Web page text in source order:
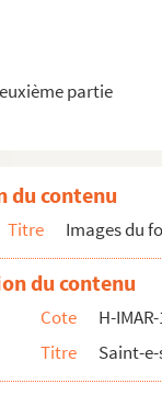
partie
son Hôpital sous la
de Tuy
saint Raphaël
du contenu
Titre Images du
du contenu
Cote
H-
Titre
Saint-